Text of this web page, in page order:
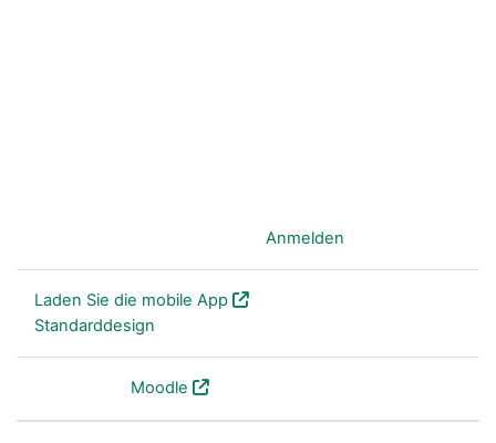
Anmelden
Laden Sie die mobile App
Standarddesign
Moodle